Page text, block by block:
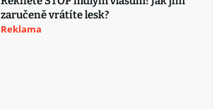
zaručeně vrátíte lesk?
Reklama